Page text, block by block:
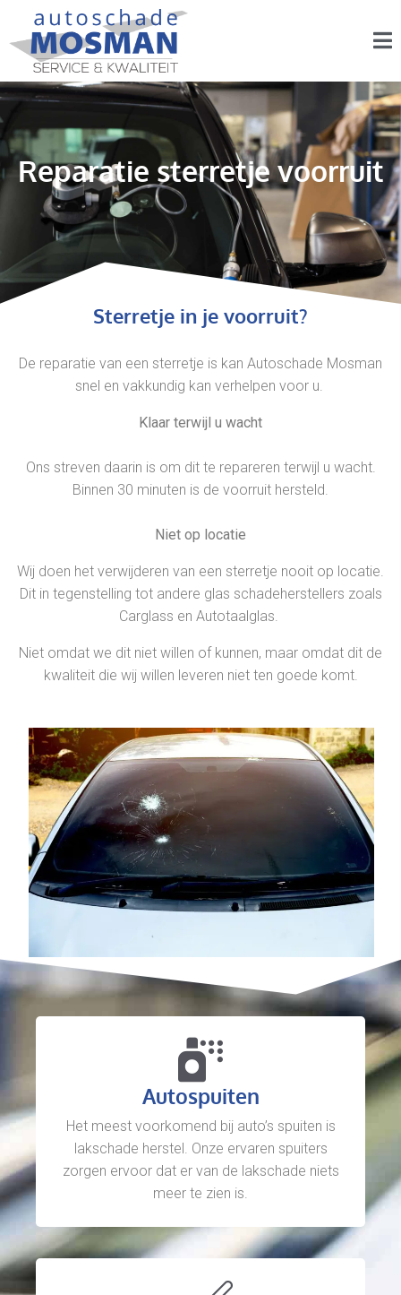
Reparatie sterretje voorruit
Sterretje in je voorruit?
De reparatie van een sterretje is kan Autoschade Mosman
snel en vakkundig kan verhelpen voor u.
Klaar terwijl u wacht
Ons streven daarin is om dit te repareren terwijl u wacht.
Binnen 30 minuten is de voorruit hersteld.
Niet op locatie
Wij doen het verwijderen van een sterretje nooit op locatie.
Dit in tegenstelling tot andere glas schadeherstellers zoals
Carglass en Autotaalglas.
Niet omdat we dit niet willen of kunnen, maar omdat dit de
kwaliteit die wij willen leveren niet ten goede komt.
Autospuiten
Het meest voorkomend bij auto’s spuiten is
lakschade herstel. Onze ervaren spuiters
zorgen ervoor dat er van de lakschade niets
meer te zien is.